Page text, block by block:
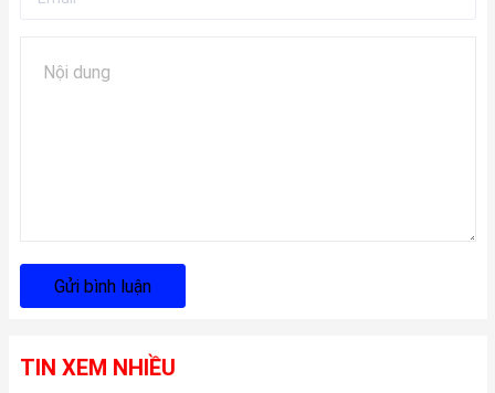
Gửi bình luận
TIN XEM NHIỀU